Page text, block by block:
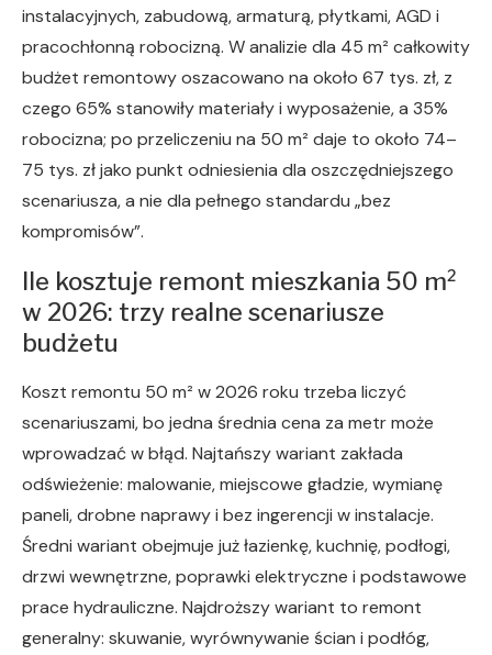
instalacyjnych, zabudową, armaturą, płytkami, AGD i
pracochłonną robocizną. W analizie dla 45 m² całkowity
budżet remontowy oszacowano na około 67 tys. zł, z
czego 65% stanowiły materiały i wyposażenie, a 35%
robocizna; po przeliczeniu na 50 m² daje to około 74–
75 tys. zł jako punkt odniesienia dla oszczędniejszego
scenariusza, a nie dla pełnego standardu „bez
kompromisów”.
Ile kosztuje remont mieszkania 50 m²
w 2026: trzy realne scenariusze
budżetu
Koszt remontu 50 m² w 2026 roku trzeba liczyć
scenariuszami, bo jedna średnia cena za metr może
wprowadzać w błąd. Najtańszy wariant zakłada
odświeżenie: malowanie, miejscowe gładzie, wymianę
paneli, drobne naprawy i bez ingerencji w instalacje.
Średni wariant obejmuje już łazienkę, kuchnię, podłogi,
drzwi wewnętrzne, poprawki elektryczne i podstawowe
prace hydrauliczne. Najdroższy wariant to remont
generalny: skuwanie, wyrównywanie ścian i podłóg,